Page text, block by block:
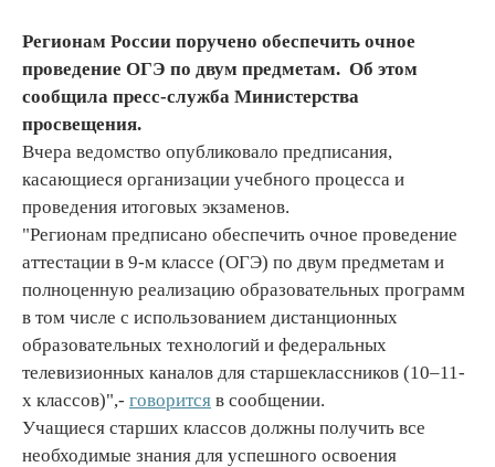
Регионам России поручено обеспечить очное
проведение ОГЭ по двум предметам. Об этом
сообщила пресс-служба Министерства
просвещения.
Вчера ведомство опубликовало предписания,
касающиеся организации учебного процесса и
проведения итоговых экзаменов.
"Регионам предписано обеспечить очное проведение
аттестации в 9-м классе (ОГЭ) по двум предметам и
полноценную реализацию образовательных программ
в том числе с использованием дистанционных
образовательных технологий и федеральных
телевизионных каналов для старшеклассников (10–11-
х классов)",- говорится в сообщении.
Учащиеся старших классов должны получить все
необходимые знания для успешного освоения